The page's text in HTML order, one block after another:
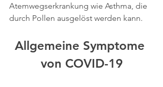
Atemwegserkrankung wie Asthma, die
durch Pollen ausgelöst werden kann.
Allgemeine Symptome
von COVID-19